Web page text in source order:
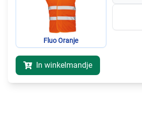
Fluo Oranje
In winkelmandje